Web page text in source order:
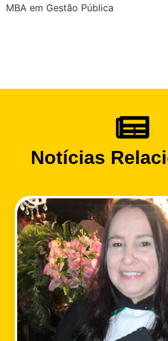
MBA em Gestão Pública
Notícias